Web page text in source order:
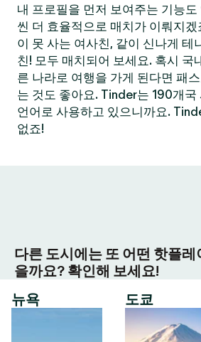
내 프로필을 먼저 보여주는 기능도
씬 더 효율적으로 매치가 이뤄지겠
이 못 사는 여사친, 같이 신나게 테
친! 모두 매치되어 보세요. 혹시 국
른 나라로 여행을 가게 된다면 패
는 것도 좋아요. Tinder는 190개국
언어로 사용하고 있으니까요.
없죠!
다른 도시에는 또 어떤 핫플
을까요? 확인해 보세요!
뉴욕
도쿄